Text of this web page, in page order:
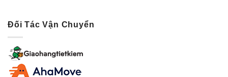
Đối Tác Vận Chuyển